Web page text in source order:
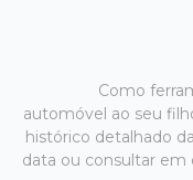
Como
automóvel ao seu
histórico detalhado
data ou consultar em